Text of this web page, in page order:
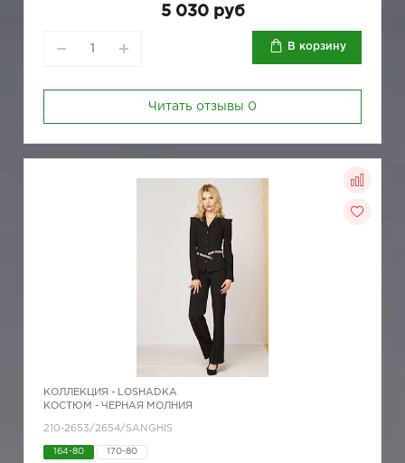
5 030 руб
В корзину
Читать отзывы 0
КОЛЛЕКЦИЯ - LOSHADKA
КОСТЮМ - ЧЕРНАЯ МОЛНИЯ
210-2653/2654/SANGHIS
164-80 170-80